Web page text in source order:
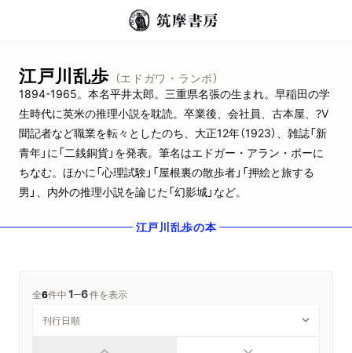
江戸川乱歩 （エドガワ・ランポ）
1894-1965。本名平井太郎。三重県名張の生まれ。早稲田の学
生時代に英米の推理小説を耽読。卒業後、会社員、古本屋、?V
聞記者など職業を転々としたのち、大正12年（1923）、雑誌「新
青年」に「二銭銅貨」を発表。筆名はエドガー・アラン・ポーに
ちなむ。ほかに「心理試験」「屋根裏の散歩者」「押絵と旅する
男」、内外の推理小説を論じた「幻影城」など。
江戸川乱歩の本
全6件中1─6件を表示